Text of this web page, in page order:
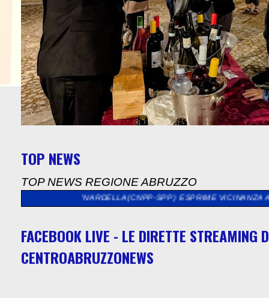
TOP NEWS
TOP NEWS REGIONE ABRUZZO
"NARDELLA(CNPP-SPP ) ESPRIME VICINANZA ALL'EX
FACEBOOK LIVE - LE DIRETTE STREAMING
CENTROABRUZZONEWS